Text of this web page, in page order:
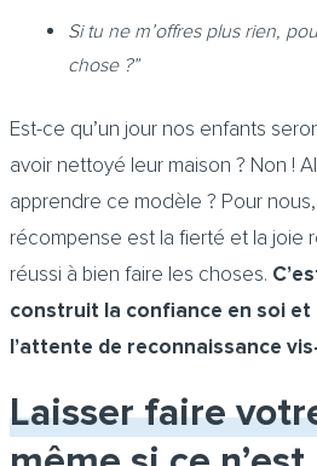
Si tu ne m’offres plus rien,
chose ?”
Est-ce qu’un jour nos enfants
avoir nettoyé leur maison ? Non !
apprendre ce modèle ? Pour
récompense est la fierté et la joie
réussi à bien faire les choses.
construit la confiance en soi et
l’attente de reconnaissance
Laisser faire